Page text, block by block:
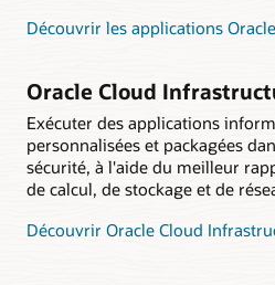
Découvrir les applications
Oracle Cloud
Exécuter des applications
personnalisées et packagées
sécurité, à l'aide du meilleur
de calcul, de stockage et de
Découvrir Oracle Cloud